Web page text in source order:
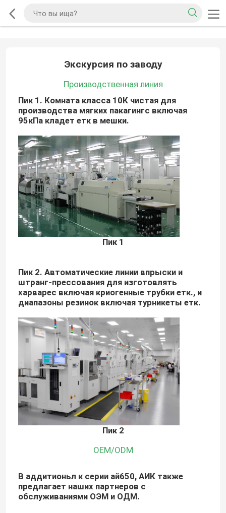
Экскурсия по заводу
Производственная линия
Пик 1. Комната класса 10К чистая для
производства мягких пакагингс включая
95кПа кладет етк в мешки.
Пик 1
Пик 2. Автоматические линии впрыски и
штранг-прессования для изготовлять
харварес включая криогенные трубки етк., и
диапазоны резинок включая турникеты етк.
Пик 2
OEM/ODM
В аддитионьл к серии ай650, АИК также
предлагает наших партнеров с
обслуживаниями ОЭМ и ОДМ.